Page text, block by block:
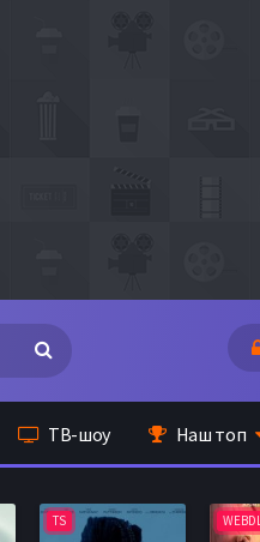
ТВ-шоу Наш топ
TS WEBDL